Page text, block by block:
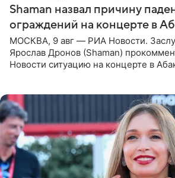
Shaman назвал причину
ограждений на концерте в
МОСКВА, 9 авг — РИА Новости.
Ярослав Дронов (Shaman)
Новости ситуацию на концерте в